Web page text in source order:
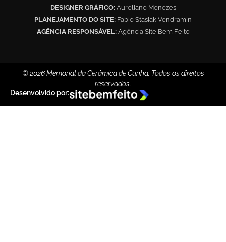
DESIGNER GRÁFICO:Aureliano Menezes
PLANEJAMENTO DO SITE: Fabio Stasiak Vendramin
AGÊNCIA RESPONSÁVEL:Agência Site Bem Feito
© 2026 Memorial da Cerâmica de Cunha. Todos os direitos
reservados.
Desenvolvido por: